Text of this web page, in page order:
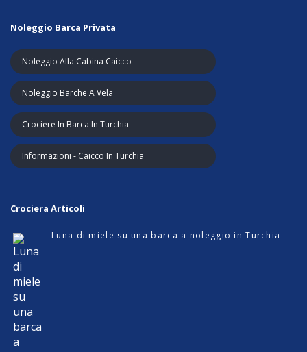
Noleggio Barca Privata
Noleggio Alla Cabina Caicco
Noleggio Barche A Vela
Crociere In Barca In Turchia
Informazioni - Caicco In Turchia
Crociera Articoli
Luna di miele su una barca a noleggio in Turchia